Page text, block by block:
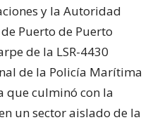
y la Autoridad
Puerto de Puerto
de la LSR-4430
de la Policía Marítima
que culminó con la
un sector aislado de la